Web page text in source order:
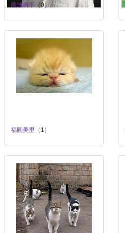
藤波瞬平 （0）
福圓美里 （1）